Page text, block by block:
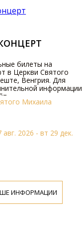
билеты на
в Церкви Святого
Венгрия. Для
информации
Михаила
авг. 2026 - вт 29 дек.
ИНФОРМАЦИИ